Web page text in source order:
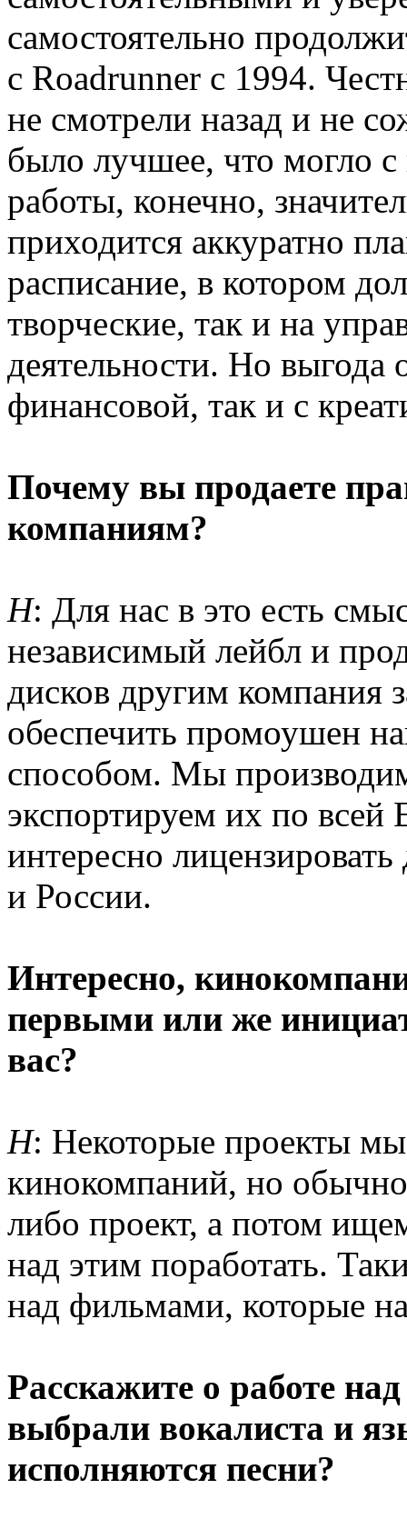
самостоятельно
с Roadrunner с 1994.
не смотрели назад и не
было лучшее, что могло
работы, конечно,
приходится аккуратно
расписание, в котором
творческие, так и на
деятельности. Но выгода
финансовой, так и с
Почему вы продаете
компаниям?
Н: Для нас в это есть
независимый лейбл и
дисков другим компания
обеспечить промоушен
способом. Мы
экспортируем их по всей
интересно
и России.
Интересно,
первыми или же
вас?
Н: Некоторые проекты
кинокомпаний, но
либо проект, а потом
над этим поработать.
над фильмами, которые
Расскажите о работе
выбрали вокалиста и
исполняются песни?